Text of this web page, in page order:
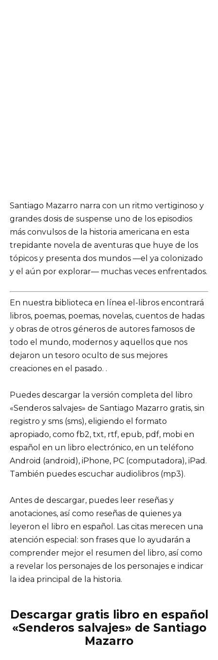
Santiago Mazarro narra con un ritmo vertiginoso y
grandes dosis de suspense uno de los episodios
más convulsos de la historia americana en esta
trepidante novela de aventuras que huye de los
tópicos y presenta dos mundos —el ya colonizado
y el aún por explorar— muchas veces enfrentados.
En nuestra biblioteca en línea el-libros encontrará
libros, poemas, poemas, novelas, cuentos de hadas
y obras de otros géneros de autores famosos de
todo el mundo, modernos y aquellos que nos
dejaron un tesoro oculto de sus mejores
creaciones en el pasado. .
Puedes descargar la versión completa del libro
«Senderos salvajes» de Santiago Mazarro gratis, sin
registro y sms (sms), eligiendo el formato
apropiado, como fb2, txt, rtf, epub, pdf, mobi en
español en un libro electrónico, en un teléfono
Android (android), iPhone, PC (computadora), iPad.
También puedes escuchar audiolibros (mp3).
Antes de descargar, puedes leer reseñas y
anotaciones, así como reseñas de quienes ya
leyeron el libro en español. Las citas merecen una
atención especial: son frases que lo ayudarán a
comprender mejor el resumen del libro, así como
a revelar los personajes de los personajes e indicar
la idea principal de la historia.
Descargar gratis libro en español
«Senderos salvajes» de Santiago
Mazarro